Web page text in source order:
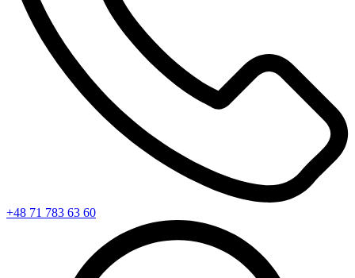
+48 71 783 63 60